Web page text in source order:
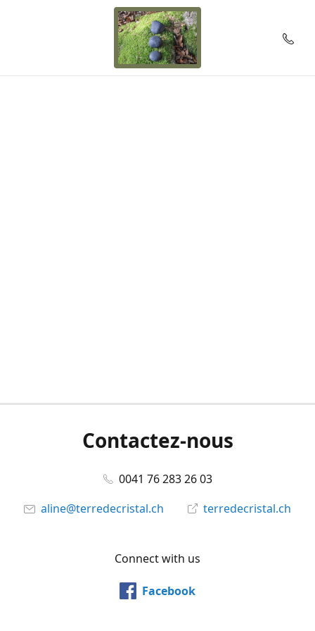
Contactez-nous
0041 76 283 26 03
aline@terredecristal.ch
terredecristal.ch
Connect with us
Facebook